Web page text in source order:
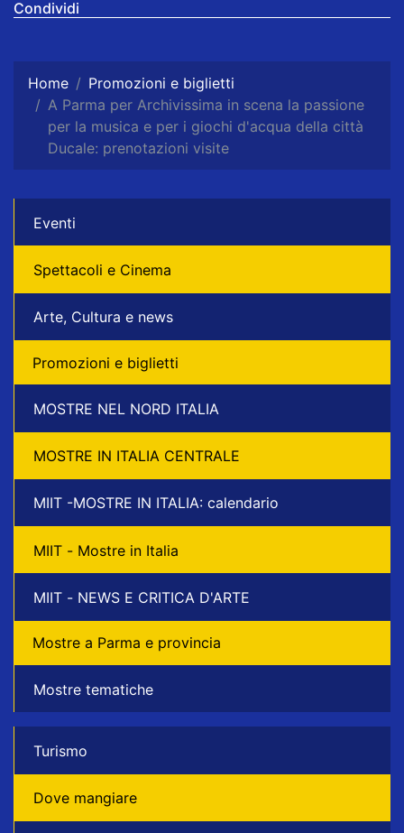
Condividi
Home
Promozioni e biglietti
A Parma per Archivissima in scena la passione
per la musica e per i giochi d'acqua della città
Ducale: prenotazioni visite
Eventi
Spettacoli e Cinema
Arte, Cultura e news
Promozioni e biglietti
MOSTRE NEL NORD ITALIA
MOSTRE IN ITALIA CENTRALE
MIIT -MOSTRE IN ITALIA: calendario
MIIT - Mostre in Italia
MIIT - NEWS E CRITICA D'ARTE
Mostre a Parma e provincia
Mostre tematiche
Turismo
Dove mangiare